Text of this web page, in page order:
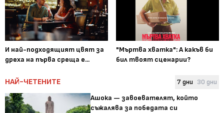
И най-подходящият цвят за
дреха на първа среща е...
"Мъртва хватка": А какъв би
бил твоят сценарии?
НАЙ-ЧЕТЕНИТЕ 7 дни 30 дни
Ашока — завоевателят, който
съжалява за победата си